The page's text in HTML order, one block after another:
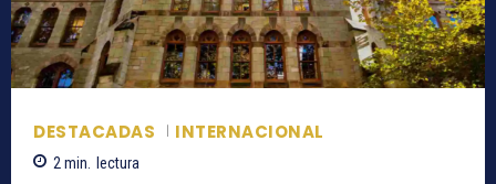
DESTACADAS INTERNACIONAL
2 min. lectura